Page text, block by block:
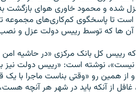
شده و محمود خاوری هوای
تا پاسخگوی کم‌کاری‌های مجموعه
آن ها که توسط رييس دولت عزل و
رييس کل بانک مرکزی «در حاشيه
نيست»، نوشته است: «رييس دولت نيز
همين رو «وقتی بناست ماجرا با يک
غافل از آنکه بايد در شهر هر آنچه